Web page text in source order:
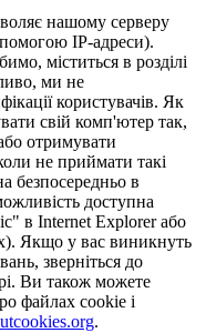
нашому серверу
IP-адреси).
міститься в розділі
ми не
користувачів. Як
свій комп'ютер так,
отримувати
не приймати такі
безпосередньо в
доступна
в Internet Explorer або
Якщо у вас виникнуть
зверніться до
Ви також можете
файлах cookie і
.